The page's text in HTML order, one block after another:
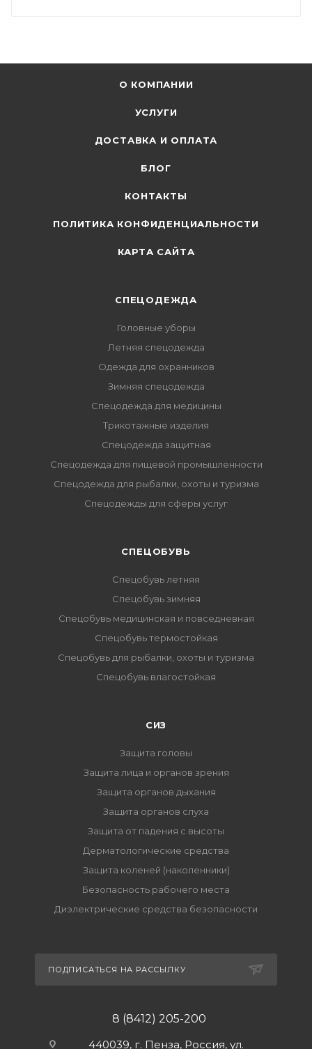
О КОМПАНИИ
УСЛУГИ
ДОСТАВКА И ОПЛАТА
БЛОГ
КОНТАКТЫ
ПОЛИТИКА КОНФИДЕНЦИАЛЬНОСТИ
КАРТА САЙТА
СПЕЦОДЕЖДА
Головные уборы
Летняя спецодежда
Одежда для охранников
Зимняя спецодежда
Спецодежда для медицины
Трикотажные изделия
Спецодежда защитная
Спецодежда для пищевой промышленности
Спецодежда для рыбалки, охоты и туризма
Спецодежды для сферы услуг
CПЕЦОБУВЬ
Спецобувь летняя
Спецобувь зимняя
Спецобувь медицинская и повседневная
Спецобувь термостойкая
Спецобувь для рыбалки, охоты и туризма
Спецобувь влагостойкая
СИЗ
Защита головы
Защита лица и органов зрения
Защита органов дыхания
Защита органов слуха
Защита от падения с высоты
Дерматологические средства
Защита коленей (наколенники)
Безопасность рабочего места
Диэлектрические средства безопасности
ПОДПИСАТЬСЯ НА РАССЫЛКУ
8 (8412) 205-200
440039, г. Пенза, Россия, ул.